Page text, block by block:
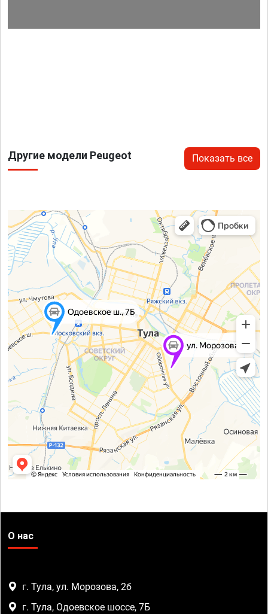
Другие модели Peugeot Показать все
О нас
г. Тула, ул. Морозова, 2б
г. Тула, Одоевское шоссе, 7Б